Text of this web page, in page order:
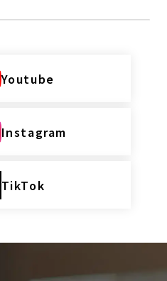
Youtube
Instagram
TikTok